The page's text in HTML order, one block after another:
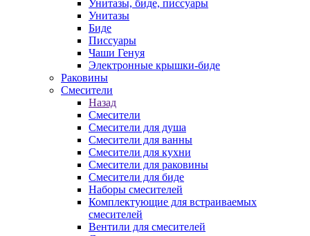
Унитазы, биде, писсуары
Унитазы
Биде
Писсуары
Чаши Генуя
Электронные крышки-биде
Раковины
Смесители
Назад
Смесители
Смесители для душа
Смесители для ванны
Смесители для кухни
Смесители для раковины
Смесители для биде
Наборы смесителей
Комплектующие для встраиваемых
смесителей
Вентили для смесителей